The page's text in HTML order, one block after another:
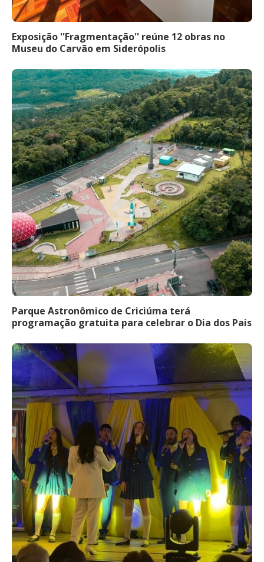
Exposição ''Fragmentação'' reúne 12 obras no
Museu do Carvão em Siderópolis
Parque Astronômico de Criciúma terá
programação gratuita para celebrar o Dia dos Pais